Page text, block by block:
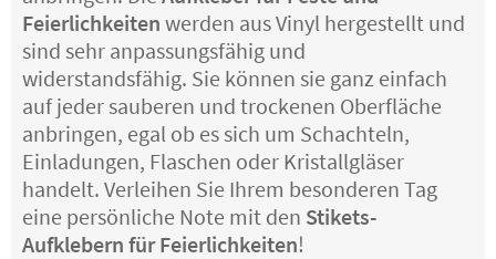
Feierlichkeiten werden aus Vinyl hergestellt und
sind sehr anpassungsfähig und
widerstandsfähig. Sie können sie ganz einfach
auf jeder sauberen und trockenen Oberfläche
anbringen, egal ob es sich um Schachteln,
Einladungen, Flaschen oder Kristallgläser
handelt. Verleihen Sie Ihrem besonderen Tag
eine persönliche Note mit den Stikets-
Aufklebern für Feierlichkeiten!